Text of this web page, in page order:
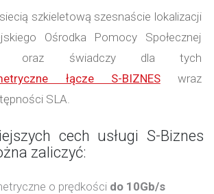
siecią szkieletową szesnaście lokalizacji
Ośrodka Pomocy Społecznej
oraz świadczy dla tych
łącze S-BIZNESwraz
SLA.
cech usługi S-Biznes
zaliczyć:
o prędkości do 10Gb/s